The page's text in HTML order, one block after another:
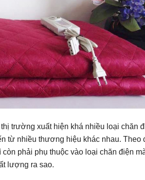
trường xuất hiện khá nhiều loại chăn
từ nhiều thương hiệu khác nhau. Theo
phải phụ thuộc vào loại chăn điện
lượng ra sao.